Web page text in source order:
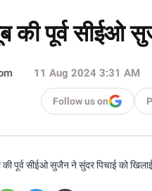
की पूर्व सीईओ
11 Aug 2024 3:31 AM
Follow us on